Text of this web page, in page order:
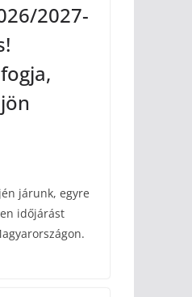
2027-
járunk, egyre
időjárást